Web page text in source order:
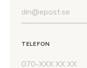
TELEFON